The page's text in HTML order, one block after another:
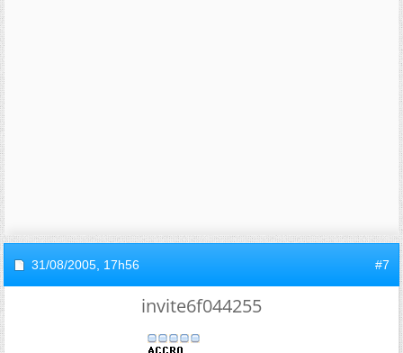
31/08/2005, 17h56 #7
invite6f044255